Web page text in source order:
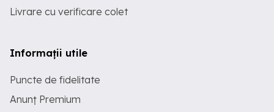
Livrare cu verificare colet
Informații utile
Puncte de fidelitate
Anunț Premium